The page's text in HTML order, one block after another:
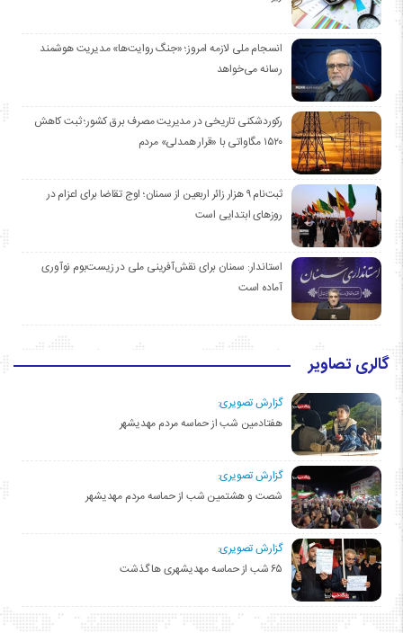
انسجام ملی لازمه امروز؛ «جنگ روایت‌ها» مدیریت هوشمند
رسانه می‌خواهد
رکوردشکنی تاریخی در مدیریت مصرف برق کشور؛ ثبت کاهش
۱۵۲۰ مگاواتی با «قرار همدلی» مردم
ثبت‌نام ۹ هزار زائر اربعین از سمنان؛ اوج تقاضا برای اعزام در
روزهای ابتدایی است
استاندار: سمنان برای نقش‌آفرینی ملی در زیست‌بوم نوآوری
آماده است
گالری تصاویر
گزارش تصویری:
هفتادمین شب از حماسه مردم مهدیشهر
گزارش تصویری:
شصت و هشتمین شب از حماسه مردم مهدیشهر
گزارش تصویری:
۶۵ شب از حماسه مهدیشهری ها گذشت